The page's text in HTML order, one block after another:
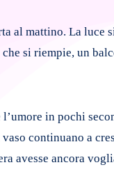
al mattino. La luce
si riempie, un
in pochi
continuano a
avesse ancora